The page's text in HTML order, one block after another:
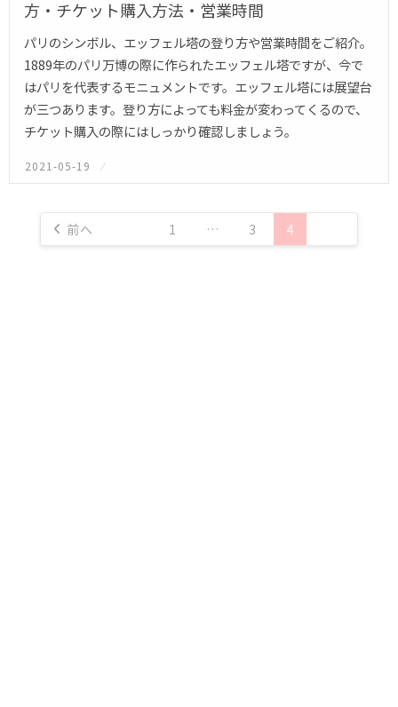
方・チケット購入方法・営業時間
パリのシンボル、エッフェル塔の登り方や営業時間をご紹介。
1889年のパリ万博の際に作られたエッフェル塔ですが、今で
はパリを代表するモニュメントです。エッフェル塔には展望台
が三つあります。登り方によっても料金が変わってくるので、
チケット購入の際にはしっかり確認しましょう。
投
稿
日:
2021-05-19
投
稿 前へ 1 … 3 4